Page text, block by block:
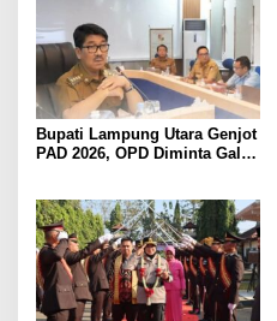
Bupati Lampung Utara Genjot
PAD 2026, OPD Diminta Gali